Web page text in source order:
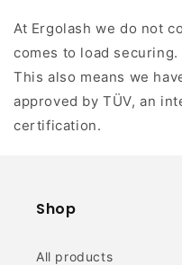
At Ergolash we do not
comes to load securing.
This also means we
approved by TÜV, an
certification.
Shop
All products